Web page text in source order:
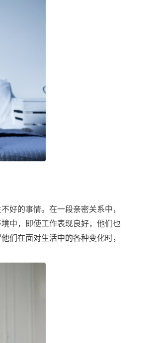
好的事情。在一段亲密关系中，
中，即使工作表现良好，他们也
们在面对生活中的各种变化时，